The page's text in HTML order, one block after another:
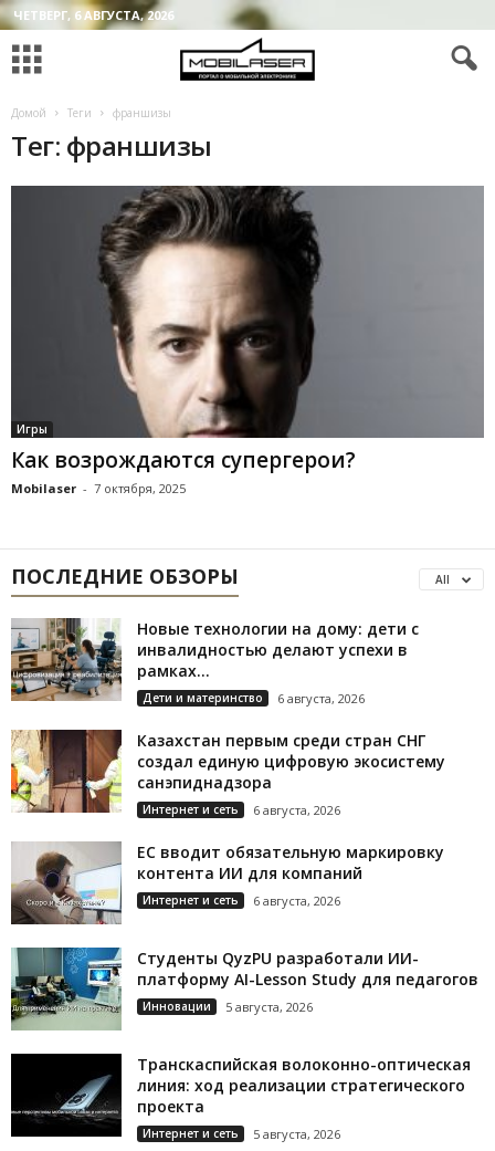
ЧЕТВЕРГ, 6 АВГУСТА, 2026
Домой Теги франшизы
Тег: франшизы
Игры
Как возрождаются супергерои?
Mobilaser - 7 октября, 2025
ПОСЛЕДНИЕ ОБЗОРЫ All
Новые технологии на дому: дети с
инвалидностью делают успехи в
рамках...
Дети и материнство 6 августа, 2026
Казахстан первым среди стран СНГ
создал единую цифровую экосистему
санэпиднадзора
Интернет и сеть 6 августа, 2026
ЕС вводит обязательную маркировку
контента ИИ для компаний
Интернет и сеть 6 августа, 2026
Студенты QyzPU разработали ИИ-
платформу AI-Lesson Study для педагогов
Инновации 5 августа, 2026
Транскаспийская волоконно-оптическая
линия: ход реализации стратегического
проекта
Интернет и сеть 5 августа, 2026